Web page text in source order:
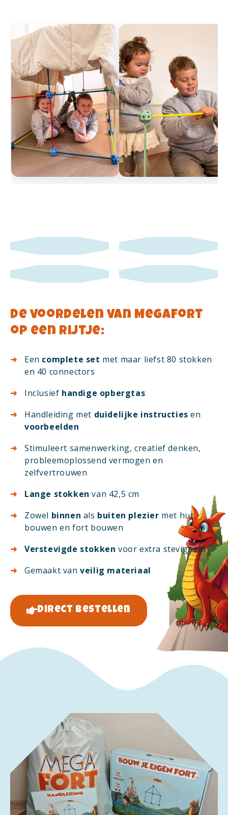
De voordelen van MegaFort
op een rijtje:
Een complete set met maar liefst 80 stokken
en 40 connectors
Inclusief handige opbergtas
Handleiding met duidelijke instructies en
voorbeelden
Stimuleert samenwerking, creatief denken,
probleemoplossend vermogen en
zelfvertrouwen
Lange stokken van 42,5 cm
Zowel binnen als buiten plezier met hut
bouwen en fort bouwen
Verstevigde stokken voor extra stevigheid
Gemaakt vanveilig materiaal
Direct bestellen